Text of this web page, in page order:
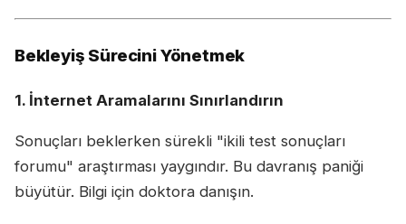
Bekleyiş Sürecini Yönetmek
1. İnternet Aramalarını Sınırlandırın
Sonuçları beklerken sürekli "ikili test sonuçları
forumu" araştırması yaygındır. Bu davranış paniği
büyütür. Bilgi için doktora danışın.